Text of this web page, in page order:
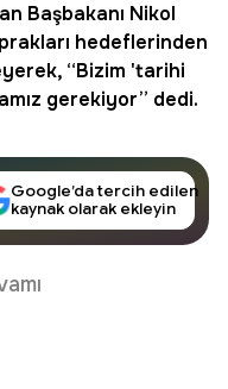
Başbakanı Nikol
hedeflerinden
“Bizim 'tarihi
gerekiyor” dedi.
Google’da tercih edilen
kaynak olarak ekleyin